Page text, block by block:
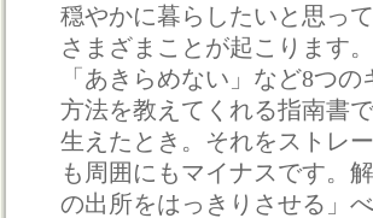
穏やかに暮らしたいと思っ
さまざまことが起こります
「あきらめない」など8つ
方法を教えてくれる指南書
生えたとき。それをストレ
も周囲にもマイナスです。
の出所をはっきりさせる」